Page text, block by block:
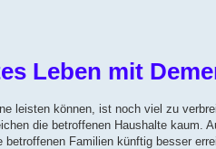
Leben mit
leisten können, ist noch viel zu
die betroffenen Haushalte kaum.
Familien künftig besser